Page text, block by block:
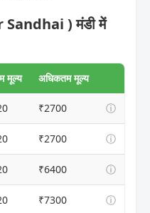
) मंडी में
मूल्य अधिकतम मूल्य
₹2700 ⓘ
₹2700 ⓘ
₹6400 ⓘ
₹7300 ⓘ